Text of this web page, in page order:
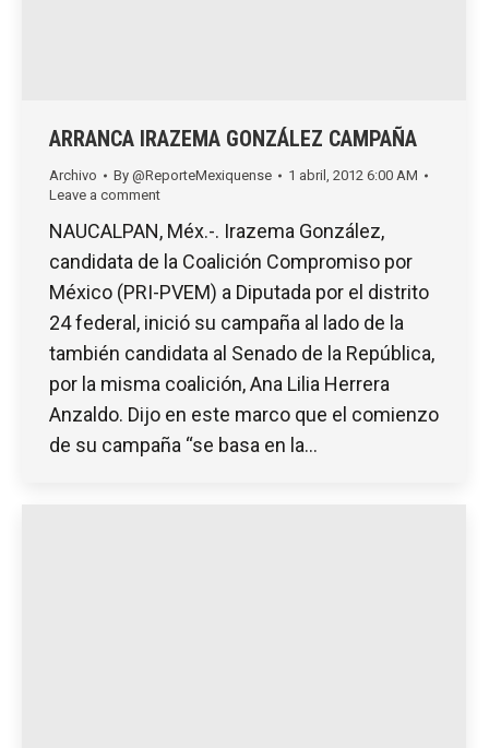
ARRANCA IRAZEMA GONZÁLEZ CAMPAÑA
Archivo By @ReporteMexiquense
1 abril, 2012 6:00 AM
Leave a comment
NAUCALPAN, Méx.-. Irazema González,
candidata de la Coalición Compromiso por
México (PRI-PVEM) a Diputada por el distrito
24 federal, inició su campaña al lado de la
también candidata al Senado de la República,
por la misma coalición, Ana Lilia Herrera
Anzaldo. Dijo en este marco que el comienzo
de su campaña “se basa en la…